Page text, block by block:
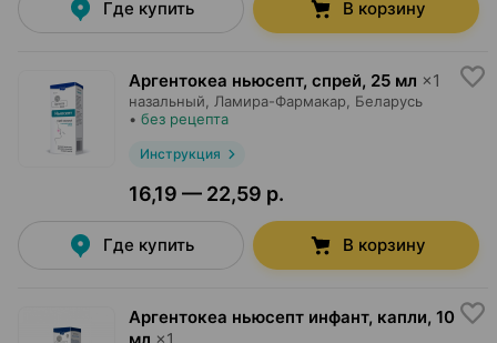
Где купить В корзину
Аргентокеа ньюсепт, спрей, 25 мл ×1
назальный, Ламира-Фармакар , Беларусь
• без рецепта
Инструкция
16,19 — 22,59 р.
Где купить В корзину
Аргентокеа ньюсепт инфант, капли, 10